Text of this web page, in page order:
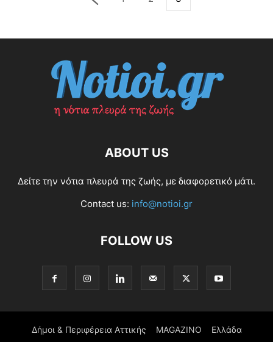
ABOUT US
Δείτε την νότια πλευρά της ζωής, με διαφορετικό μάτι.
Contact us: info@notioi.gr
FOLLOW US
Δήμοι & Περιφέρεια Αττικής MAGAZINO Ελλάδα